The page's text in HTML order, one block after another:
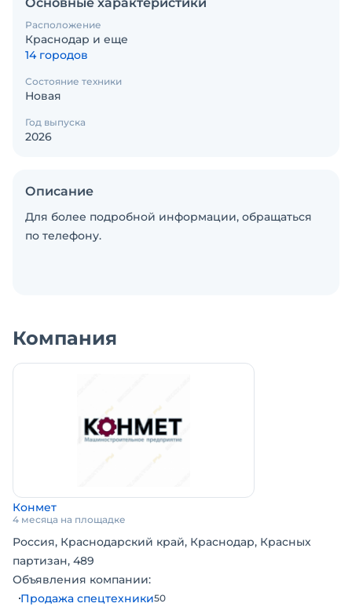
Основные характеристики
Расположение
Краснодар и еще
14 городов
Состояние техники
Новая
Год выпуска
2026
Описание
Для более подробной информации, обращаться
по телефону.
Компания
Конмет
4 месяца на площадке
Россия, Краснодарский край, Краснодар, Красных
партизан, 489
Объявления компании:
Продажа спецтехники50